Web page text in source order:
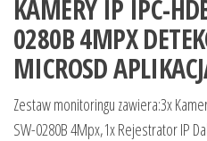
KAMERY IP IPC-
0280B 4MPX
MICROSD
Zestaw monitoringu zawiera:3x
SW-0280B 4Mpx,1x Rejestrator IP